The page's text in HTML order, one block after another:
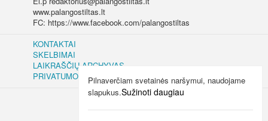
www.palangostiltas.lt
FC: https://www.facebook.com/palangostiltas
KONTAKTAI
SKELBIMAI
LAIKRAŠČIŲ ARCHYVAS
PRIVATUMO IR SLAPUKŲ POLITIKA
Pilnaverčiam svetainės naršymui, naudojame
slapukus.Sužinoti daugiau